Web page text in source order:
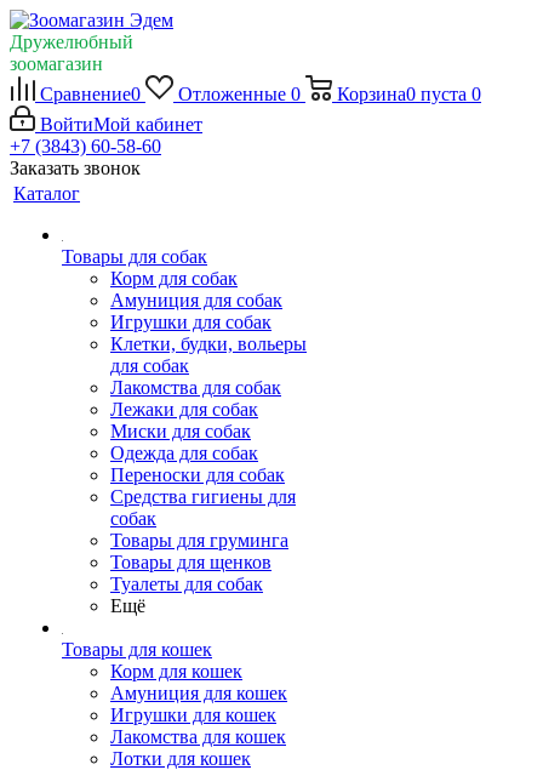
Дружелюбный
зоомагазин
Сравнение0 Отложенные 0 Корзина0 пуста 0
ВойтиМой кабинет
+7 (3843) 60-58-60
Заказать звонок
Каталог
Товары для собак
Корм для собак
Амуниция для собак
Игрушки для собак
Клетки, будки, вольеры
для собак
Лакомства для собак
Лежаки для собак
Миски для собак
Одежда для собак
Переноски для собак
Средства гигиены для
собак
Товары для груминга
Товары для щенков
Туалеты для собак
Ещё
Товары для кошек
Корм для кошек
Амуниция для кошек
Игрушки для кошек
Лакомства для кошек
Лотки для кошек